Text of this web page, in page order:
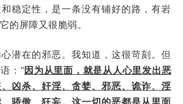
稳定性，是一条没有铺好的路，有岩
的屏障又很脆弱。
潜在的邪恶。我知道，这很苛刻。但
：“因为从里面，就是从人心里发出恶
凶杀、奸淫、贪婪、邪恶、诡诈、淫
骄傲、狂妄。这一切的恶都是从里面